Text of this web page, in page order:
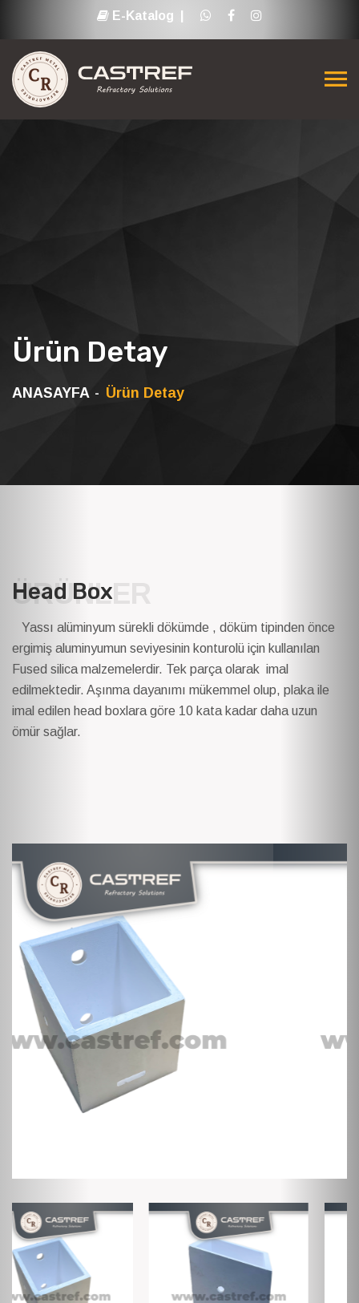
E-Katalog |
Ürün Detay
ANASAYFA Ürün Detay
ÜRÜNLER
Head Box
Yassı alüminyum sürekli dökümde , döküm tipinden önce
ergimiş aluminyumun seviyesinin konturolü için kullanılan
Fused silica malzemelerdir. Tek parça olarak imal
edilmektedir. Aşınma dayanımı mükemmel olup, plaka ile
imal edilen head boxlara göre 10 kata kadar daha uzun
ömür sağlar.